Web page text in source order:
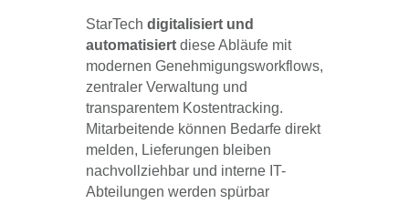
StarTech digitalisiert und
automatisiert diese Abläufe mit
modernen Genehmigungsworkflows,
zentraler Verwaltung und
transparentem Kostentracking.
Mitarbeitende können Bedarfe direkt
melden, Lieferungen bleiben
nachvollziehbar und interne IT-
Abteilungen werden spürbar